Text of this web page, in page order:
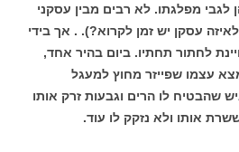
לגבי מפלגתו. לא רבים מבין עסקני
עסקן יש זמן לקרוא?). . אך בידי
לחתור תחתיו. ביום בהיר אחד,
עצמו שפייזר מחוץ למעגל
שהבטיח לו הרים וגבעות זרק אותו
אותו ולא נזקק לו עוד.